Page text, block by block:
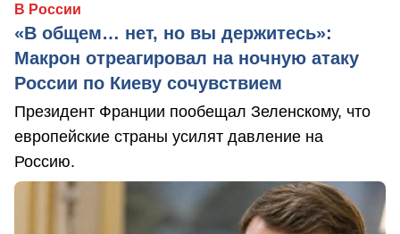
В России
«В общем… нет, но вы держитесь»:
Макрон отреагировал на ночную атаку
России по Киеву сочувствием
Президент Франции пообещал Зеленскому, что
европейские страны усилят давление на
Россию.